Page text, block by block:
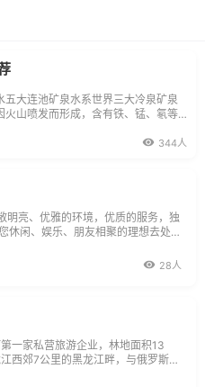
五大连池矿泉水系世界三大冷泉矿泉
火山喷发而形成，含有铁、锰、氡等
消化系统类的疾病有显著疗效。 344人
明亮、优雅的环境，优质的服务，独
休闲、娱乐、朋友相聚的理想去处。
28人
一家私营旅游企业，林地面积13
西郊7公里的黑龙江畔，与俄罗斯一